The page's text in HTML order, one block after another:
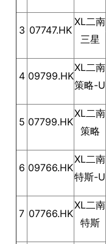
3 07747.HK
XL二南
三星
4 09799.HK
XL二南
策略-U
5 07799.HK
XL二南
策略
6 09766.HK
XL二南
特斯-U
7 07766.HK
XL二南
特斯